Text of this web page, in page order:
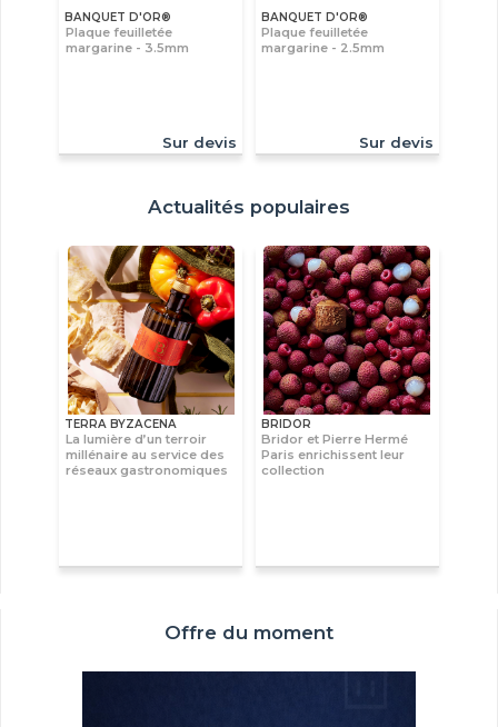
BANQUET D'OR®
Plaque feuilletée
margarine - 3.5mm
Sur devis
BANQUET D'OR®
Plaque feuilletée
margarine - 2.5mm
Sur devis
Actualités populaires
TERRA BYZACENA
La lumière d’un terroir
millénaire au service des
réseaux gastronomiques
BRIDOR
Bridor et Pierre Hermé
Paris enrichissent leur
collection
Offre du moment